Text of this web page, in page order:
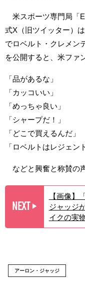
米スポーツ専門局「
式X（旧ツイッター）
でロベルト・クレメン
を公開すると、米ファ
「品があるな」
「カッコいい」
「めっちゃ良い」
「シャープだ！」
「どこで買えるんだ」
「ロベルトはレジェン
などと興奮と称賛の
NEXT ▶︎
【画像】
ジャッジ
イクの実
アーロン・ジャッジ